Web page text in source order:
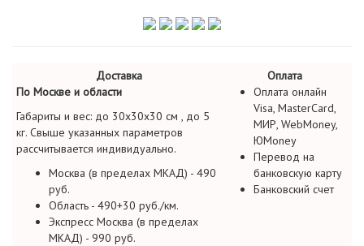
Доставка
Оплата
По Москве и области
Габариты и вес: до 30х30х30 см , до 5
кг. Свыше указанных параметров
рассчитывается индивидуально.
Москва (в пределах МКАД) - 490
руб.
Область - 490+30 руб./км.
Экспресс Москва (в пределах
МКАД) - 990 руб.
Оплата онлайн
Visa, MasterCard,
МИР, WebMoney,
ЮMoney
Перевод на
банковскую карту
Банковский счет